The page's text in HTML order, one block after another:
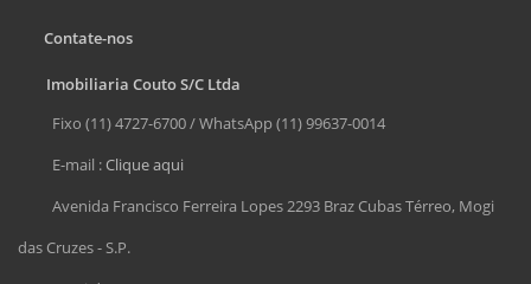
Contate-nos
Imobiliaria Couto S/C Ltda
Fixo (11) 4727-6700 / WhatsApp (11) 99637-0014
E-mail :Clique aqui
Avenida Francisco Ferreira Lopes 2293 Braz Cubas Térreo, Mogi
das Cruzes - S.P.